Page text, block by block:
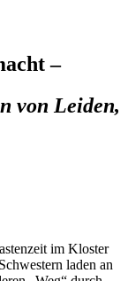
–
von Leiden,
im Kloster
laden an